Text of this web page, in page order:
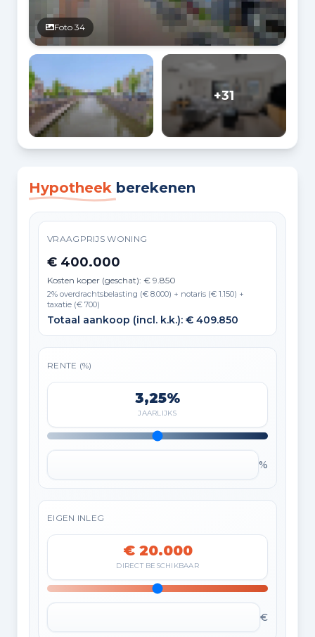
Foto 34
+31
Hypotheek berekenen
VRAAGPRIJS WONING
€ 400.000
Kosten koper (geschat): € 9.850
2% overdrachtsbelasting (€ 8.000) + notaris (€ 1.150) +
taxatie (€ 700)
Totaal aankoop (incl. k.k.): € 409.850
RENTE (%)
3,25%
JAARLIJKS
%
EIGEN INLEG
€ 20.000
DIRECT BESCHIKBAAR
€